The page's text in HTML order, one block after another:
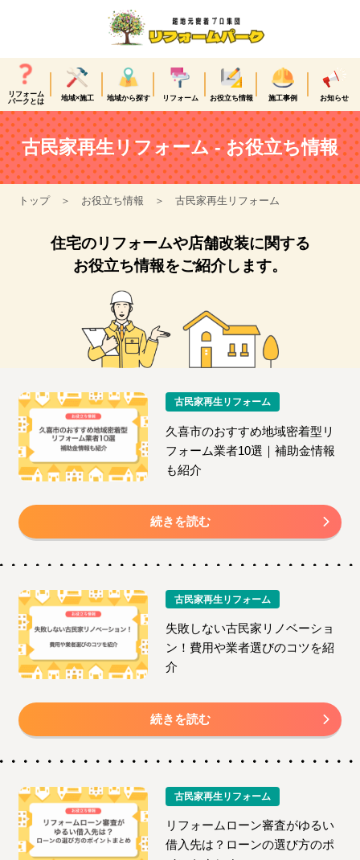
リフォーム
パークとは
地域×施工 地域から探す リフォーム お役立ち情報 施工事例 お知らせ
古民家再生リフォーム - お役立ち情報
トップ お役立ち情報 古民家再生リフォーム
住宅のリフォームや店舗改装に関する
お役立ち情報をご紹介します。
古民家再生リフォーム
久喜市のおすすめ地域密着型リ
フォーム業者10選｜補助金情報
も紹介
続きを読む
古民家再生リフォーム
失敗しない古民家リノベーショ
ン！費用や業者選びのコツを紹
介
続きを読む
古民家再生リフォーム
リフォームローン審査がゆるい
借入先は？ローンの選び方のポ